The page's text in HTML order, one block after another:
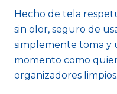
Hecho de tela
sin olor, seguro de
simplemente toma y
momento como
organizadores limpios.